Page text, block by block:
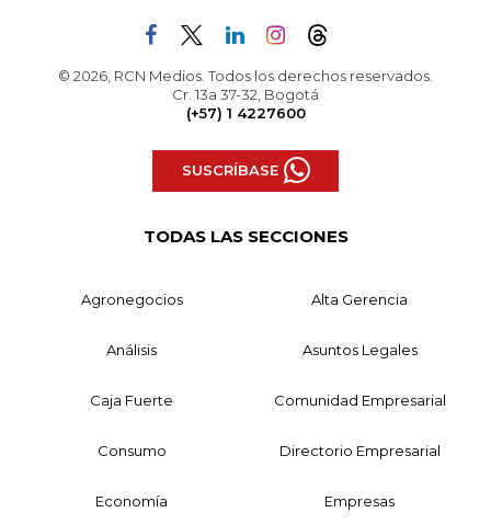
© 2026, RCN Medios. Todos los derechos reservados.
Cr. 13a 37-32, Bogotá
(+57) 1 4227600
SUSCRÍBASE
TODAS LAS SECCIONES
Agronegocios Alta Gerencia
Análisis Asuntos Legales
Caja Fuerte Comunidad Empresarial
Consumo Directorio Empresarial
Economía Empresas